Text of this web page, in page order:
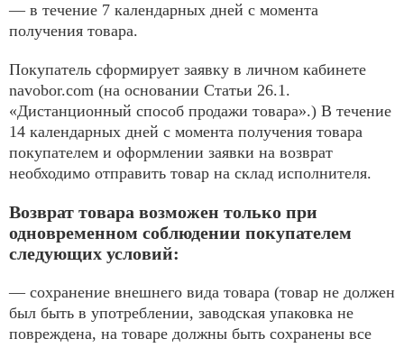
— в течение 7 календарных дней с момента
получения товара.
Покупатель сформирует заявку в личном кабинете
navobor.com (на основании Статьи 26.1.
«Дистанционный способ продажи товара».) В течение
14 календарных дней с момента получения товара
покупателем и оформлении заявки на возврат
необходимо отправить товар на склад исполнителя.
Возврат товара возможен только при
одновременном соблюдении покупателем
следующих условий:
— сохранение внешнего вида товара (товар не должен
был быть в употреблении, заводская упаковка не
повреждена, на товаре должны быть сохранены все